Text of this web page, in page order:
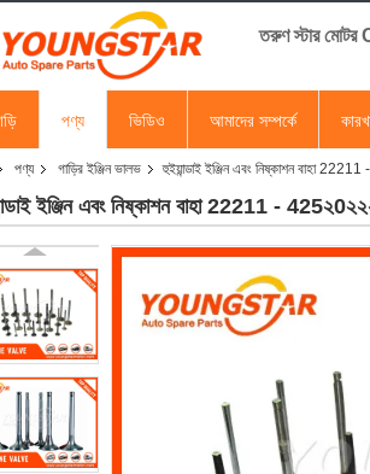
তরুণ স্টার
পণ্য ভিডিও আমাদের সম্পর্কে
পণ্য গাড়ির ইঞ্জিন ভালভ হুইয়ান্ডাই ইঞ্জিন এবং নিষ্কাশন বাহা
ইঞ্জিন এবং নিষ্কাশন বাহা 22211 -